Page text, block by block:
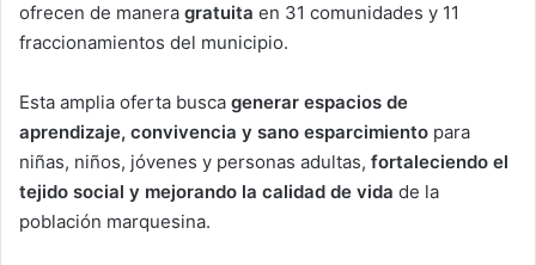
ofrecen de manera gratuita en 31 comunidades y 11
fraccionamientos del municipio.
Esta amplia oferta busca generar espacios de
aprendizaje, convivencia y sano esparcimiento para
niñas, niños, jóvenes y personas adultas, fortaleciendo el
tejido social y mejorando la calidad de vida de la
población marquesina.